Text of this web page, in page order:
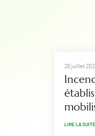
28 juillet
LIRE LA SUITE